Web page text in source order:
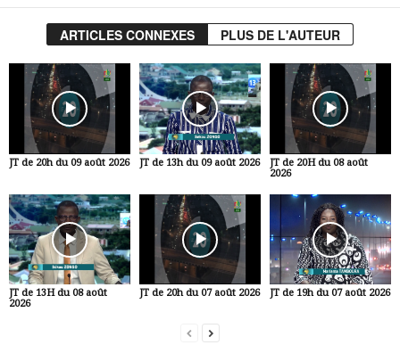
ARTICLES CONNEXES PLUS DE L'AUTEUR
JT de 20h du 09 août 2026 JT de 13h du 09 août 2026
JT de 20H du 08 août
2026
JT de 13H du 08 août
2026
JT de 20h du 07 août 2026 JT de 19h du 07 août 2026